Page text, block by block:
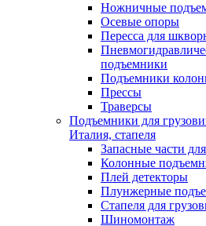
Ножничные
Осевые опоры
Пересса для
подъемники
Подъемники
Прессы
Траверсы
Подъемники для
Италия, стапеля
Запасные части
Колонные
Плей детекторы
Плунжерные
Стапеля для
Шиномонтаж